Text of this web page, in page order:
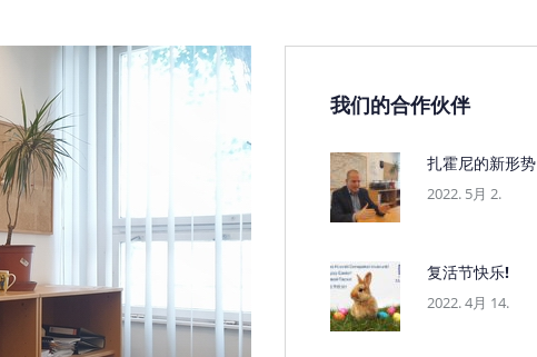
我们的合作伙伴
扎霍尼的新形势
2022. 5月 2.
复活节快乐!
2022. 4月 14.